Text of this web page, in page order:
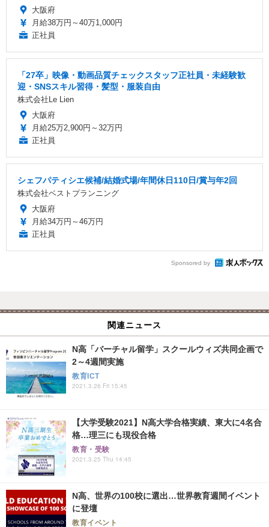
大阪府
月給38万円～40万1,000円
正社員
「27卒」映像・動画品質チェックスタッフ正社員・未経験歓
迎・SNSスキル習得・髪型・服装自由
株式会社Le Lien
大阪府
月給25万2,900円～32万円
正社員
シェフパティシエ候補/結婚式場/年間休日110日/賞与年2回
株式会社ベストプランニング
大阪府
月給34万円～46万円
正社員
Sponsored by
関連ニュース
N高「バーチャル留学」スクールウィズ共同企画で
2～4週間実施
教育ICT
2021.3.26 Fri 15:45
【大学受験2021】N高大学合格実績、東大に4名合
格…理三にも現役合格
教育・受験
2021.3.25 Thu 14:45
N高、世界の100校に選出…世界教育週間イベント
に登壇
教育イベント